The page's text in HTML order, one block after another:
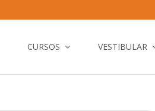
CURSOS VESTIBULAR